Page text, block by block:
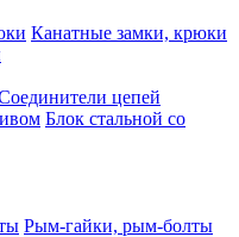
Канатные замки, крюки
цепей
Блок стальной со
Рым-гайки, рым-болты